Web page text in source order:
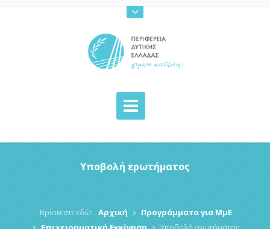
Υποβολή ερωτήματος
Βρίσκεστε εδώ: Αρχική
Προγράμματα για ΜμΕ